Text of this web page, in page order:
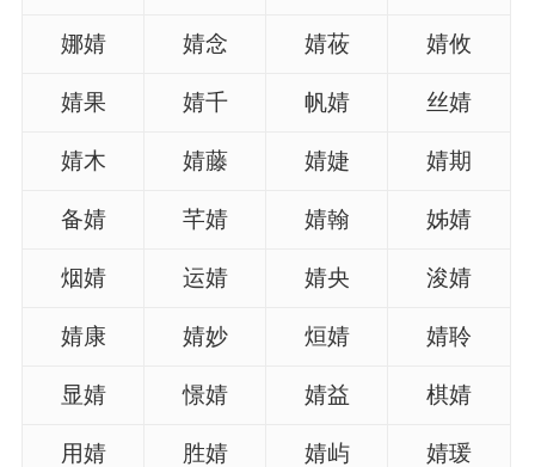
女孩名字打分
娜婧 婧念 婧莜 婧攸
婧果 婧千 帆婧 丝婧
婧木 婧藤 婧婕 婧期
备婧 芊婧 婧翰 姊婧
烟婧 运婧 婧央 浚婧
婧康 婧妙 烜婧 婧聆
显婧 憬婧 婧益 棋婧
用婧 胜婧 婧屿 婧瑗